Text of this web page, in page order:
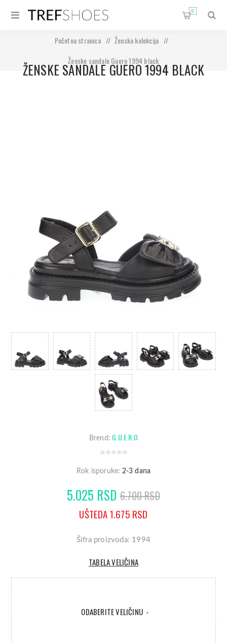
0
Početna stranica / Ženska kolekcija
/
Ženske sandale Guero 1994 black
ŽENSKE SANDALE GUERO 1994 BLACK
Brend: G.U.E.R.O
Rok isporuke: 2-3 dana
5.025 RSD 6.700 RSD
UŠTEDA 1.675 RSD
Šifra proizvoda: 1994
TABELA VELIČINA
ODABERITE VELIČINU *